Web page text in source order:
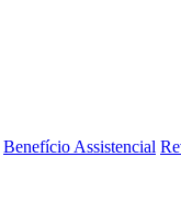
Benefício Assistencial